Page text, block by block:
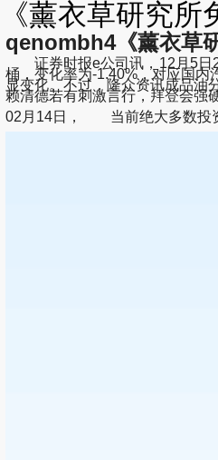
《薰衣草研究
qenombh4《薰衣草
证券时报e公司讯，12月5日24
桶，变化率为-1.40%，对应国内
显变化。不过，隆众资讯成品油
赖清德若有刺激言行，拜登会强
02月14日， 当前绝大多数投资